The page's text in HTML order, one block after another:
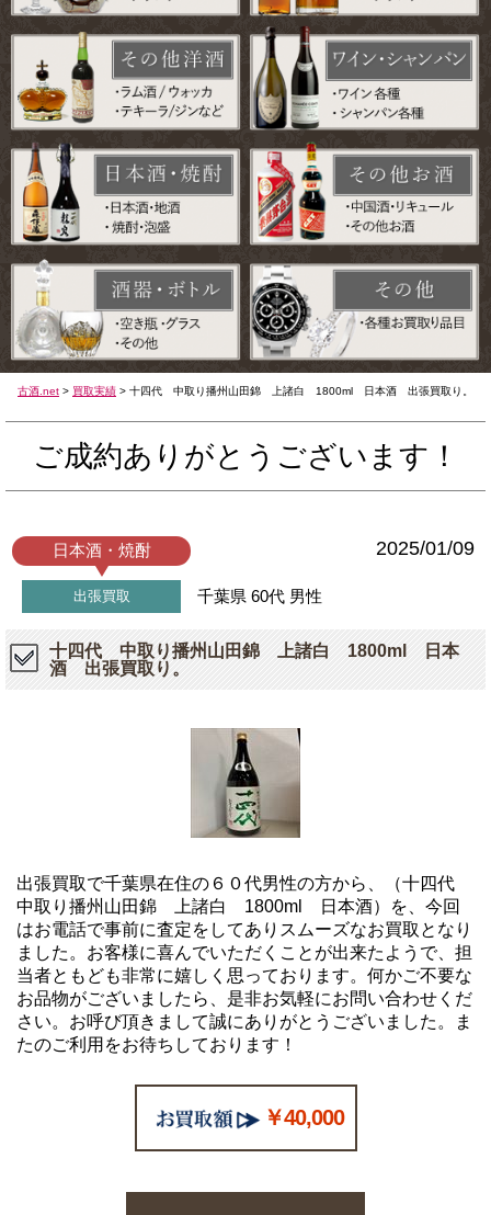
古酒.net > 買取実績 > 十四代 中取り播州山田錦 上諸白 1800ml 日本酒 出張買取り。
ご成約ありがとうございます！
日本酒・焼酎 2025/01/09
出張買取 千葉県 60代 男性
十四代 中取り播州山田錦 上諸白 1800ml 日本
酒 出張買取り。
出張買取で千葉県在住の６０代男性の方から、（十四代
中取り播州山田錦 上諸白 1800ml 日本酒）を、今回
はお電話で事前に査定をしてありスムーズなお買取となり
ました。お客様に喜んでいただくことが出来たようで、担
当者ともども非常に嬉しく思っております。何かご不要な
お品物がございましたら、是非お気軽にお問い合わせくだ
さい。お呼び頂きまして誠にありがとうございました。ま
たのご利用をお待ちしております！
￥40,000